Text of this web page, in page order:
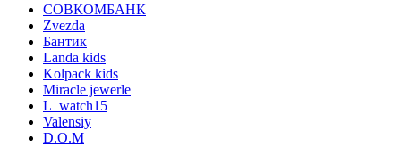
СОВКОМБАНК
Zvezda
Бантик
Landa kids
Kolpack kids
Miracle jewerle
L_watch15
Valensiy
D.O.M